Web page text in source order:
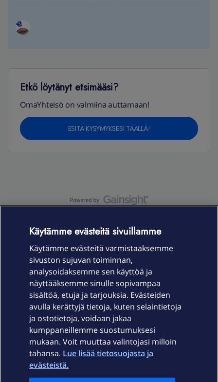
Etkö löytänyt etsimääsi?
OmaYhteisö on valmiina auttamaan!
ESITÄ KYSYMYKSESI TÄÄLLÄ!
Laitteet & liittymät
Palvelut
Ajankohtaista
Käytämme evästeitä sivuillamme
Käytämme evästeitä varmistaaksemme
sivuston sujuvan toiminnan,
analysoidaksemme sen käyttöä ja
näyttääksemme sinulle sopivampaa
sisältöä, etuja ja tarjouksia. Evästeiden
avulla kerättyjä tietoja, kuten selaintietoja
ja ostotietoja, voidaan jakaa
kumppaneillemme suostumuksesi
mukaan. Voit muuttaa valintojasi milloin
tahansa. Lue lisää tietosuojasta ja
evästeistä.